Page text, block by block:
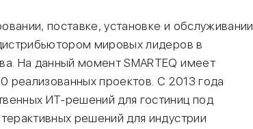
поставке, установке и обслуживании
мировых лидеров в
На данный момент SMARTEQ имеет
реализованных проектов. С 2013 года
ИТ-решений для гостиниц под
решений для индустрии